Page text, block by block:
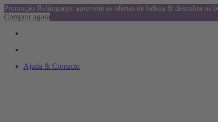
Promoção Relâmpago: aproveite as ofertas de beleza & descubra os
Comprar agora
Ajuda & Contacto